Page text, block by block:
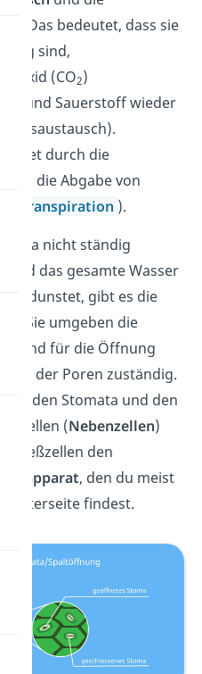
. Das bedeutet, dass sie
sind,
(CO2)
und Sauerstoff wieder
(Gasaustausch).
durch die
die Abgabe von
(
Transpiration ).
nicht ständig
und das gesamte Wasser
verdunstet, gibt es die
. Sie umgeben die
sind für die Öffnung
der Poren zuständig.
mit den Stomata und den
Zellen (Nebenzellen)
den
, den du meist
findest.